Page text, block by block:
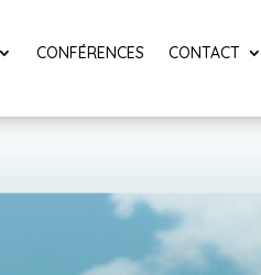
CONFÉRENCES CONTACT